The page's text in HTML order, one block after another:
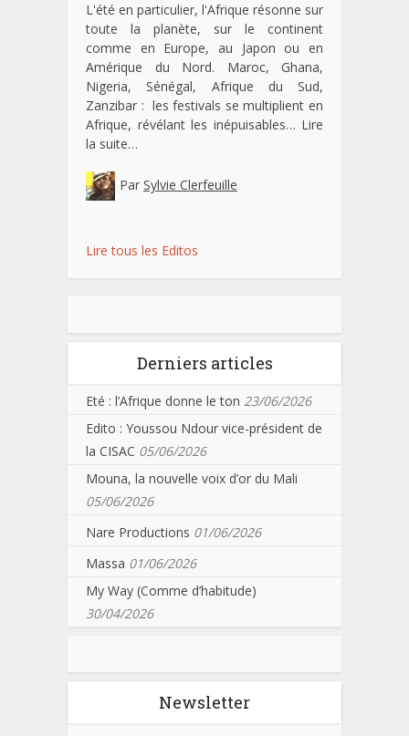
L'été en particulier, l'Afrique résonne sur
toute la planète, sur le continent
comme en Europe, au Japon ou en
Amérique du Nord. Maroc, Ghana,
Nigeria, Sénégal, Afrique du Sud,
Zanzibar : les festivals se multiplient en
Afrique, révélant les inépuisables… Lire
la suite…
Par Sylvie Clerfeuille
Lire tous les Editos
Derniers articles
Eté : l’Afrique donne le ton 23/06/2026
Edito : Youssou Ndour vice-président de
la CISAC 05/06/2026
Mouna, la nouvelle voix d’or du Mali
05/06/2026
Nare Productions 01/06/2026
Massa 01/06/2026
My Way (Comme d’habitude)
30/04/2026
Newsletter